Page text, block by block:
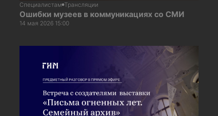
Специалистам Трансляции
Ошибки музеев в коммуникациях со СМИ
14 мая 2026 15:00